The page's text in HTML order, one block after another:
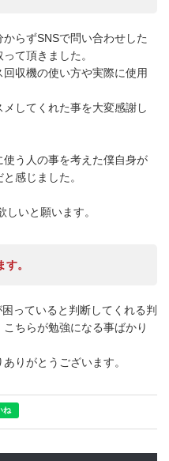
らずSNSで問い合わせした
て頂きました。
収機の使い方や実際に使用
してくれた事を大変感謝し
う人の事を考えた僕自身が
感じました。
。
っていると判断してくれる判
ちらが勉強になる事ばかり
りがとうございます。